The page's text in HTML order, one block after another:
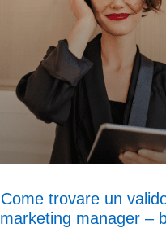
Come trovare un
marketing manager –